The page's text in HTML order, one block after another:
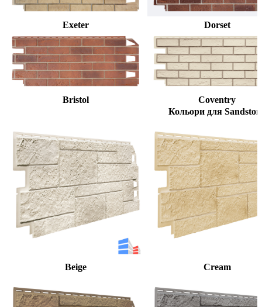
Exeter Dorset
Bristol
Coventry
Кольори для
Beige Cream